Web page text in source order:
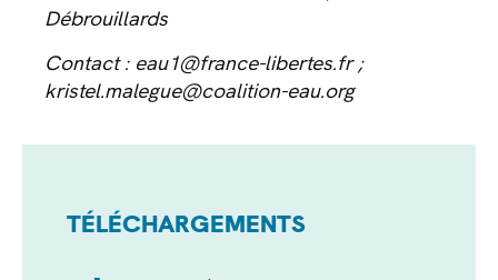
Débrouillards
Contact : eau1@france-libertes.fr;
kristel.malegue@coalition-eau.org
TÉLÉCHARGEMENTS